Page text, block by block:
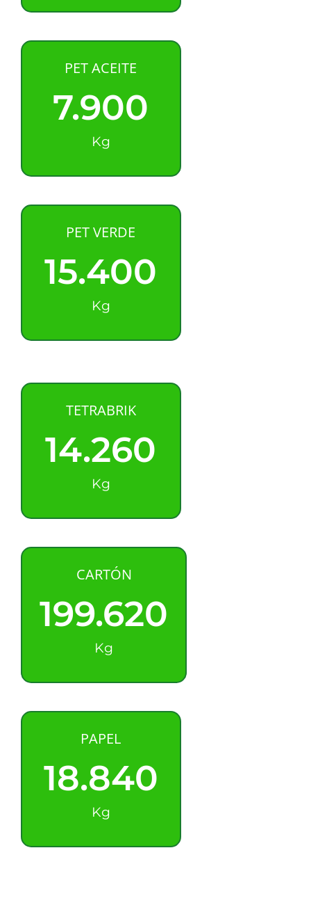
PET ACEITE
Kg
7.900
PET VERDE
Kg
15.400
TETRABRIK
Kg
14.260
CARTÓN
Kg
199.620
PAPEL
Kg
18.840